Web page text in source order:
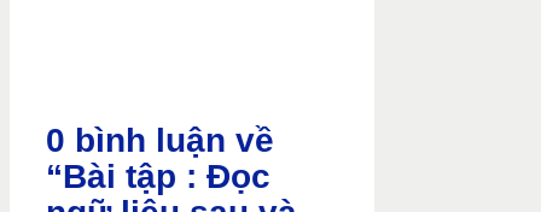
0 bình luận về
“Bài tập : Đọc